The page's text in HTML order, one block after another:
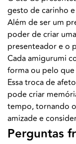
gesto de carinho
Além de ser um
poder de criar
presenteador e o
Cada amigurumi
forma ou pelo
Essa troca de
pode criar
tempo, tornando
amizade e
Perguntas